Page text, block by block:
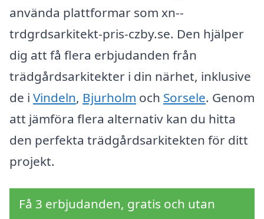
använda plattformar som xn--
trdgrdsarkitekt-pris-czby.se. Den hjälper
dig att få flera erbjudanden från
trädgårdsarkitekter i din närhet, inklusive
de i Vindeln, Bjurholm och Sorsele. Genom
att jämföra flera alternativ kan du hitta
den perfekta trädgårdsarkitekten för ditt
projekt.
Få 3 erbjudanden, gratis och utan